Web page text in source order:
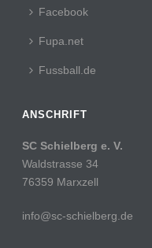
Facebook
Fupa.net
Fussball.de
ANSCHRIFT
SC Schielberg e. V.
Waldstrasse 34
76359 Marxzell
info@sc-schielberg.de